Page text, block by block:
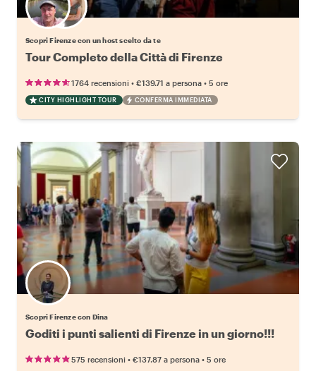
Scegli il tuo local preferito
Scopri Firenze con un host scelto da te
Tour Completo della Città di Firenze
1764 recensioni • €139.71 a persona • 5 ore
CITY HIGHLIGHT TOUR CONFERMA IMMEDIATA
Scopri Firenze con Dina
Goditi i punti salienti di Firenze in un giorno!!!
575 recensioni • €137.87 a persona • 5 ore